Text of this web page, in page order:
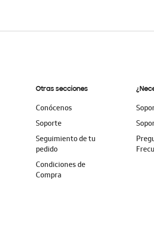
Otras secciones
Conócenos
Soporte
Seguimiento de tu
pedido
Condiciones de
Compra